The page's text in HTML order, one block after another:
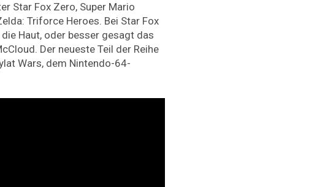
Star Fox Zero, Super Mario
Triforce Heroes. Bei Star Fox
Haut, oder besser gesagt das
Der neueste Teil der Reihe
Wars, dem Nintendo-64-